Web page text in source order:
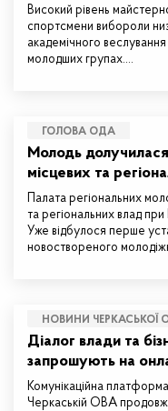
Високий рівень
спортсмени вибороли
академічного
молодших групах.…
ГОЛОВА ОДА
Молодь
місцевих та
Палата регіональних
та регіональних влад
Уже відбулося перше
новоствореного
НОВИНИ ЧЕРКАСЬКОЇ
Діалог влади та
запрошують на
Комунікаційна
Черкаській ОВА